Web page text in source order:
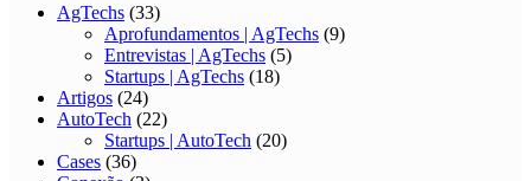
AgTechs (33)
Aprofundamentos | AgTechs (9)
Entrevistas | AgTechs (5)
Startups | AgTechs (18)
Artigos (24)
AutoTech (22)
Startups | AutoTech (20)
Cases (36)